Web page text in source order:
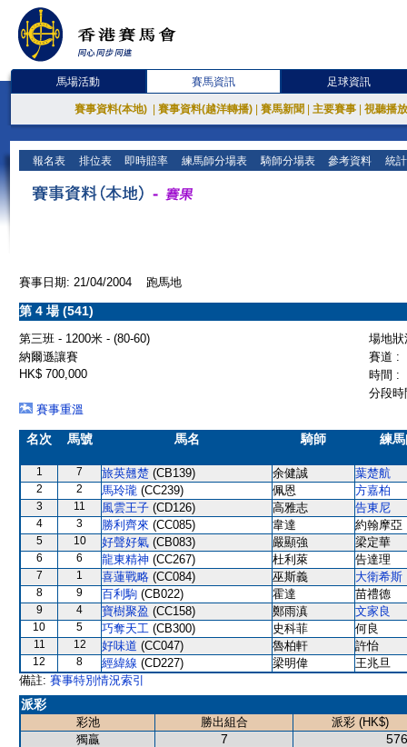
馬場活動 賽馬資訊 足球資訊
賽事資料(本地) 賽事資料(越洋轉播) 賽馬新聞 主要賽事 視聽播
報名表 排位表 即時賠率 練馬師分場表 騎師分場表 參考資料 統
賽事日期: 21/04/2004 跑馬地
第 4 場 (541)
第三班 - 1200米 - (80-60)
場地
納爾遜讓賽
賽道 :
HK$ 700,000
時間 :
分段
賽事重溫
名次 馬號 馬名 騎師 練
1 7 旅英翹楚 (CB139) 余健誠 葉楚航
2 2 馬玲瓏 (CC239) 佩恩 方嘉柏
3 11 風雲王子 (CD126) 高雅志 告東尼
4 3 勝利齊來 (CC085) 韋達 約翰摩亞
5 10 好聲好氣 (CB083) 嚴顯強 梁定華
6 6 龍東精神 (CC267) 杜利萊 告達理
7 1 喜蓮戰略 (CC084) 巫斯義 大衛希斯
8 9 百利駒 (CB022) 霍達 苗禮德
9 4 寶樹聚盈 (CC158) 鄭雨滇 文家良
10 5 巧奪天工 (CB300) 史科菲 何良
11 12 好味道 (CC047) 魯柏軒 許怡
12 8 經緯線 (CD227) 梁明偉
王兆旦
備註: 賽事特別情況索引
派彩
彩池 勝出組合
派彩 (HK$)
獨贏
7